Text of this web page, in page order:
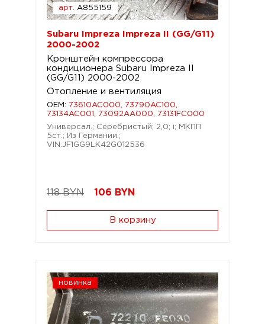
арт. A855159
Subaru Impreza Impreza II (GG/G11)
2000-2002
Кронштейн компрессора
кондиционера Subaru Impreza II
(GG/G11) 2000-2002
Отопление и вентиляция
OEM:
73610AC000, 73790AC100,
73134AC001, 73092AA000, 73131FC000
Универсал.; Серебристый; 2,0; i; МКПП
5ст.; Из Германии.;
VIN:JF1GG9LK42G012536
118 BYN 106 BYN
В корзину
новинка